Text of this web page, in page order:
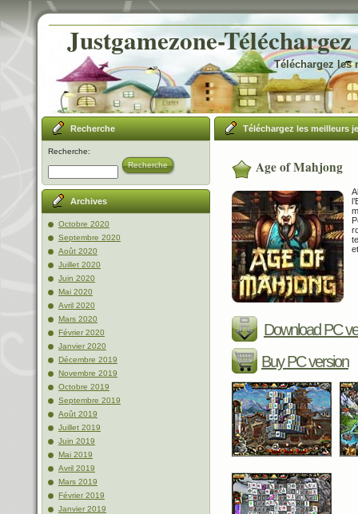
Justgamezone-
Téléchargez les
Recherche
Recherche:
Recherche
Archives
Octobre 2020
Septembre 2020
Août 2020
Juillet 2020
Juin 2020
Mai 2020
Avril 2020
Mars 2020
Février 2020
Janvier 2020
Décembre 2019
Novembre 2019
Octobre 2019
Septembre 2019
Août 2019
Juillet 2019
Juin 2019
Mai 2019
Avril 2019
Mars 2019
Février 2019
Janvier 2019
Téléchargez les meilleurs
Age of Mahjong
Download PC
Buy PC version